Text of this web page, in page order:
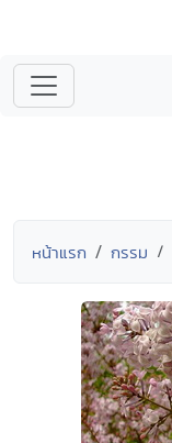
หน้าแรก กรรม